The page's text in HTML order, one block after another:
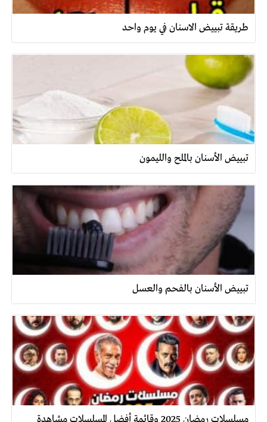
طريقة تبييض الاسنان في يوم واحد
تبييض الأسنان بالملح والليمون
تبييض الأسنان بالفحم والعسل
مسلسلات رمضان 2025 وقائمة أفضل المسلسلات مشاهدة